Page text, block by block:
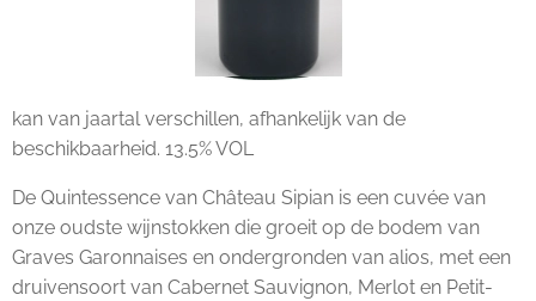
kan van jaartal verschillen, afhankelijk van de
beschikbaarheid. 13.5% VOL
De Quintessence van Château Sipian is een cuvée van
onze oudste wijnstokken die groeit op de bodem van
Graves Garonnaises en ondergronden van alios, met een
druivensoort van Cabernet Sauvignon, Merlot en Petit-